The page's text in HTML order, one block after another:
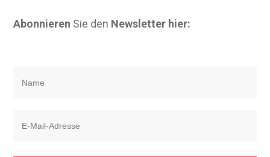
Abonnieren Sie den Newsletter hier: